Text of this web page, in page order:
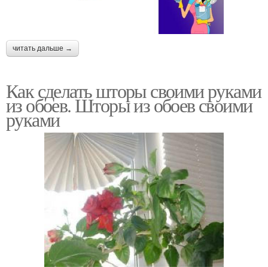
читать дальше →
Как сделать шторы своими руками
из обоев. Шторы из обоев своими
руками